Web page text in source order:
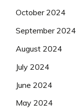
October 2024
September 2024
August 2024
July 2024
June 2024
May 2024